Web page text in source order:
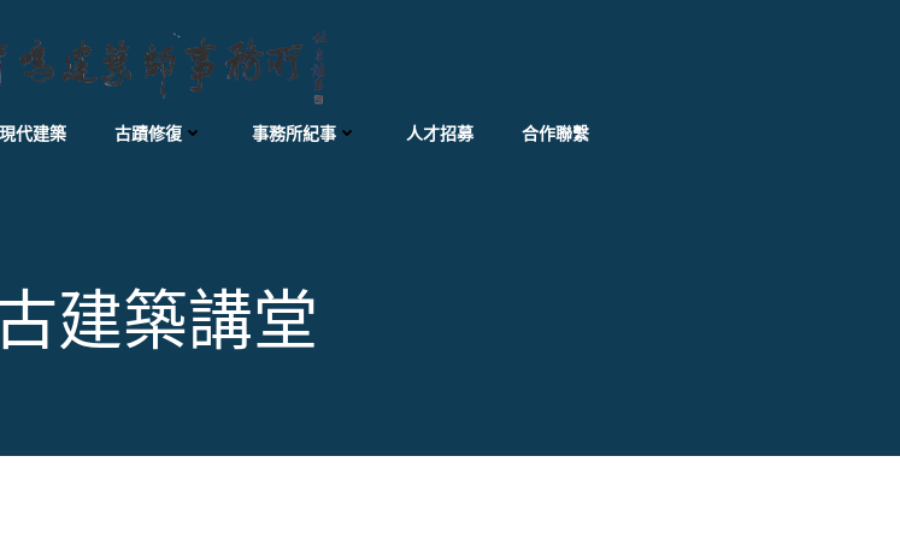
現代建築 古蹟修復 事務所紀事 人才招募 合作聯繫
建築講堂